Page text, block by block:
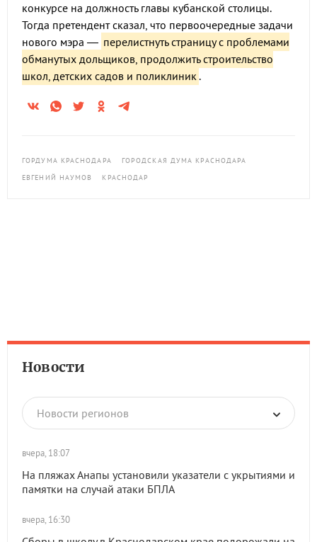
конкурсе на должность главы кубанской столицы.
Тогда претендент сказал, что первоочередные задачи
нового мэра — перелистнуть страницу с проблемами
обманутых дольщиков, продолжить строительство
школ, детских садов и поликлиник .
ГОРДУМА КРАСНОДАРА
ГОРОДСКАЯ ДУМА КРАСНОДАРА
ЕВГЕНИЙ НАУМОВ
КРАСНОДАР
Новости
Новости регионов
вчера, 18:07
На пляжах Анапы установили указатели с укрытиями и
памятки на случай атаки БПЛА
вчера, 16:30